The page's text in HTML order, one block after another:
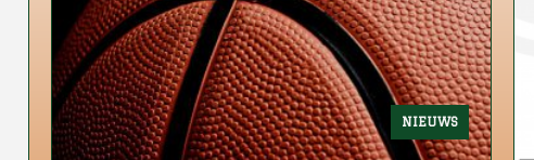
NIEUWS